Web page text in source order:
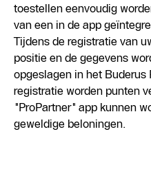
toestellen eenvoudig
van een in de app
Tijdens de registratie van
positie en de gegevens
opgeslagen in het Buderus
registratie worden punten
"ProPartner" app kunnen
geweldige beloningen.